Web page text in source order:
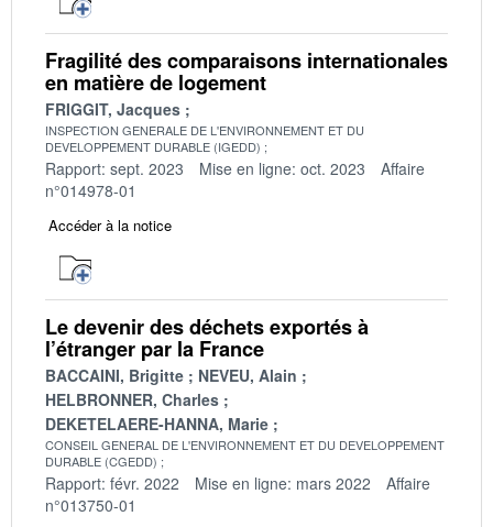
Fragilité des comparaisons internationales
en matière de logement
FRIGGIT, Jacques
INSPECTION GENERALE DE L'ENVIRONNEMENT ET DU
DEVELOPPEMENT DURABLE (IGEDD)
Rapport: sept. 2023 Mise en ligne: oct. 2023
Affaire
n°014978-01
Accéder à la notice
Le devenir des déchets exportés à
l’étranger par la France
BACCAINI, Brigitte
NEVEU, Alain
HELBRONNER, Charles
DEKETELAERE-HANNA, Marie
CONSEIL GENERAL DE L'ENVIRONNEMENT ET DU DEVELOPPEMENT
DURABLE (CGEDD)
Rapport: févr. 2022 Mise en ligne: mars 2022
Affaire
n°013750-01